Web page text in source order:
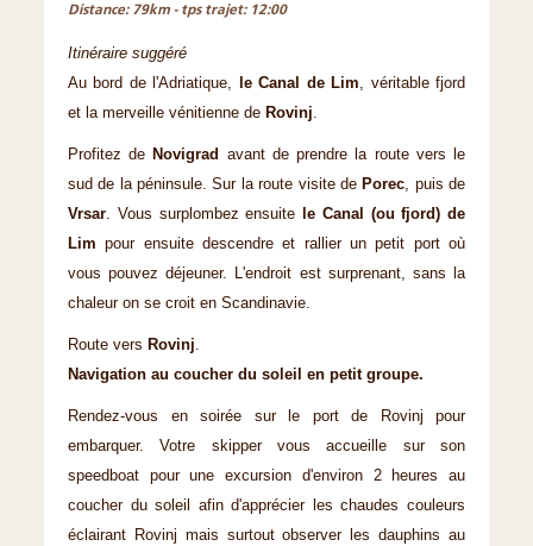
Distance: 79km - tps trajet: 12:00
Itinéraire suggéré
Au bord de l'Adriatique,
le Canal de Lim, véritable fjord
et la merveille vénitienne de Rovinj.
Profitez de Novigrad
avant de prendre la route vers le
sud de la péninsule. Sur la route visite de Porec, puis de
Vrsar. Vous surplombez ensuite
le Canal (ou fjord) de
Lim pour ensuite descendre et rallier un petit port où
vous pouvez déjeuner. L'endroit est surprenant, sans la
chaleur on se croit en Scandinavie.
Route vers Rovinj.
Navigation au coucher du soleil en petit groupe.
Rendez-vous en soirée sur le port de Rovinj pour
embarquer. Votre skipper vous accueille sur son
speedboat pour une excursion d'environ 2 heures au
coucher du soleil afin d'apprécier les chaudes couleurs
éclairant Rovinj mais surtout observer les dauphins au